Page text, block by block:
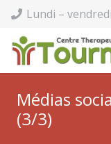
Lundi –
Médias
(3/3)